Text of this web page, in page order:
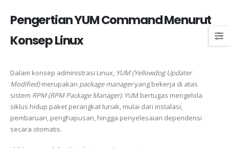
Pengertian YUM Command Menurut
Konsep Linux
Dalam konsep administrasi Linux, YUM (Yellowdog Updater
Modified)merupakan package manageryang bekerja di atas
sistem RPM (RPM Package Manager). YUM bertugas mengelola
siklus hidup paket perangkat lunak, mulai dari instalasi,
pembaruan, penghapusan, hingga penyelesaian dependensi
secara otomatis.